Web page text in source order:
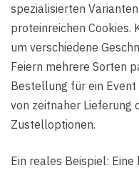
spezialisierten
proteinreichen Cookies.
um verschiedene
Feiern mehrere Sorten
Bestellung für ein
von zeitnaher Lieferung
Zustelloptionen.
Ein reales Beispiel: